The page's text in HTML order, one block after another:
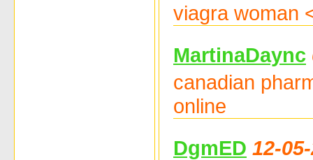
viagra woman
MartinaDaync
canadian
online
DgmED 12-